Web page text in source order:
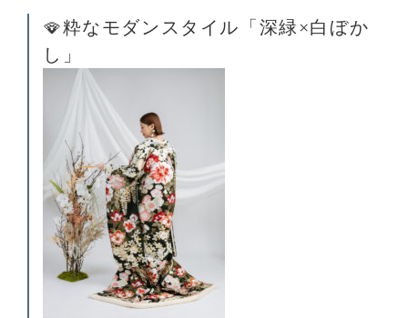
🪭粋なモダンスタイル「深緑×白ぼか
し」